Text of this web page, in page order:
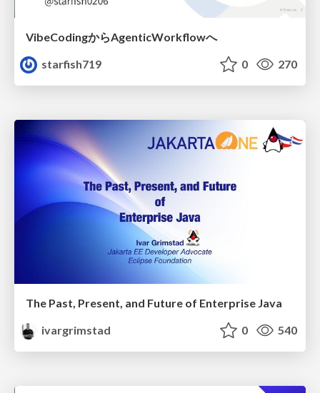
VibeCodingからAgenticWorkflowへ
starfish719
0 270
The Past, Present, and Future of Enterprise Java
ivargrimstad
0 540